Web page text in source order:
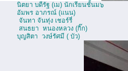
นิตยา บดีรัฐ (เม) นักเรียนชั้นม๖
อัมพร อาภรณ์ (แนน)
จันทา จันทุ่ง เชอร์รี่
สนธยา หนองหลวง (กิ๊ก)
บุญสิตา วงษ์รัศมี ( บัว)